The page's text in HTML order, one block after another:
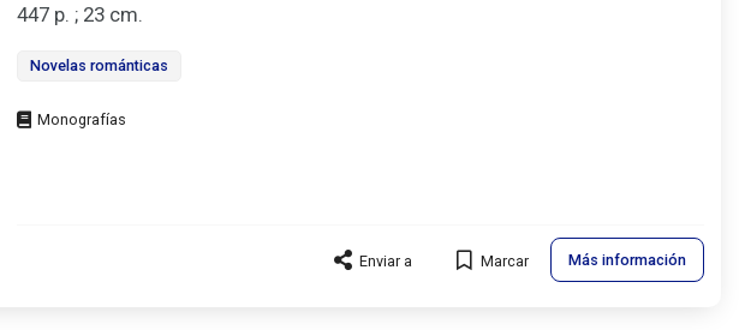
447 p. ; 23 cm.
Novelas románticas
Tipo
Enviar a Marcar Más información